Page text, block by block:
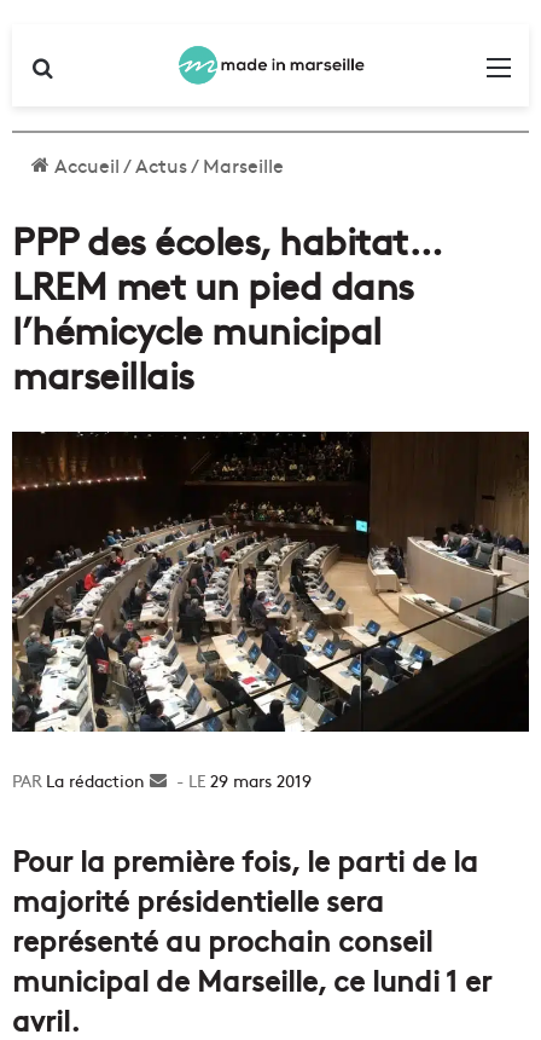
Accueil/Actus/Marseille
PPP des écoles, habitat…
LREM met un pied dans
l’hémicycle municipal
marseillais
La rédaction
Envoyer29 mars 2019
Pour la première fois, le parti de la
majorité présidentielle sera
représenté au prochain conseil
municipal de Marseille, ce lundi 1 er
avril.